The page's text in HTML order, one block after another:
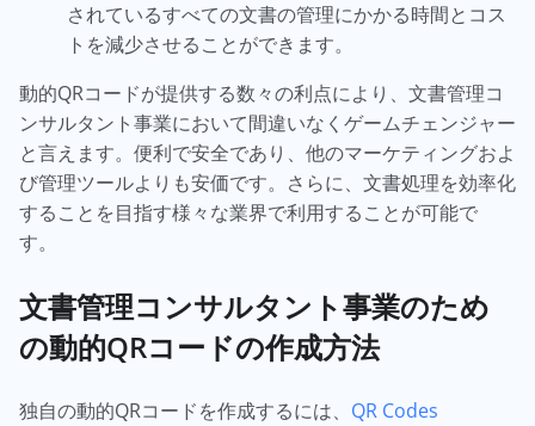
されているすべての文書の管理にかかる時間とコス
トを減少させることができます。
動的QRコードが提供する数々の利点により、文書管理コ
ンサルタント事業において間違いなくゲームチェンジャー
と言えます。便利で安全であり、他のマーケティングおよ
び管理ツールよりも安価です。さらに、文書処理を効率化
することを目指す様々な業界で利用することが可能で
す。
文書管理コンサルタント事業のため
の動的QRコードの作成方法
独自の動的QRコードを作成するには、 QR Codes